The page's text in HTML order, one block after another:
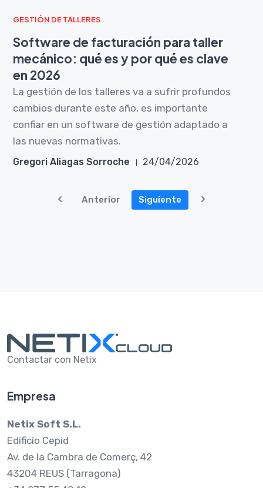
GESTIÓN DE TALLERES
Software de facturación para taller
mecánico: qué es y por qué es clave
en 2026
La gestión de los talleres va a sufrir profundos
cambios durante este año, es importante
confiar en un software de gestión adaptado a
las nuevas normativas.
Gregori Aliagas Sorroche 24/04/2026
Anterior Siguiente
Contactar con Netix
Empresa
Netix Soft S.L.
Edificio Cepid
Av. de la Cambra de Comerç, 42
43204 REUS (Tarragona)